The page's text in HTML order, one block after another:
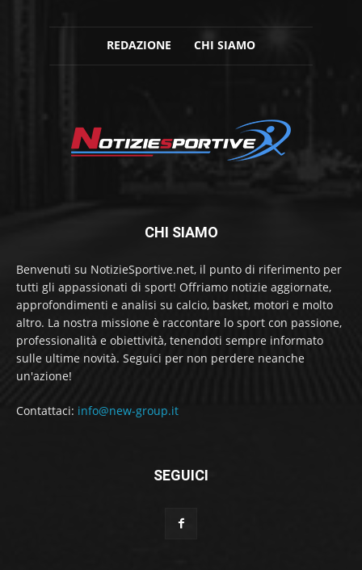
REDAZIONE CHI SIAMO
CHI SIAMO
Benvenuti su NotizieSportive.net, il punto di riferimento per
tutti gli appassionati di sport! Offriamo notizie aggiornate,
approfondimenti e analisi su calcio, basket, motori e molto
altro. La nostra missione è raccontare lo sport con passione,
professionalità e obiettività, tenendoti sempre informato
sulle ultime novità. Seguici per non perdere neanche
un'azione!
Contattaci: info@new-group.it
SEGUICI